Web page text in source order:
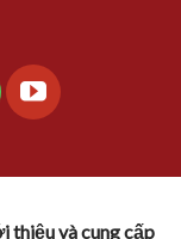
thiệu và cung cấp